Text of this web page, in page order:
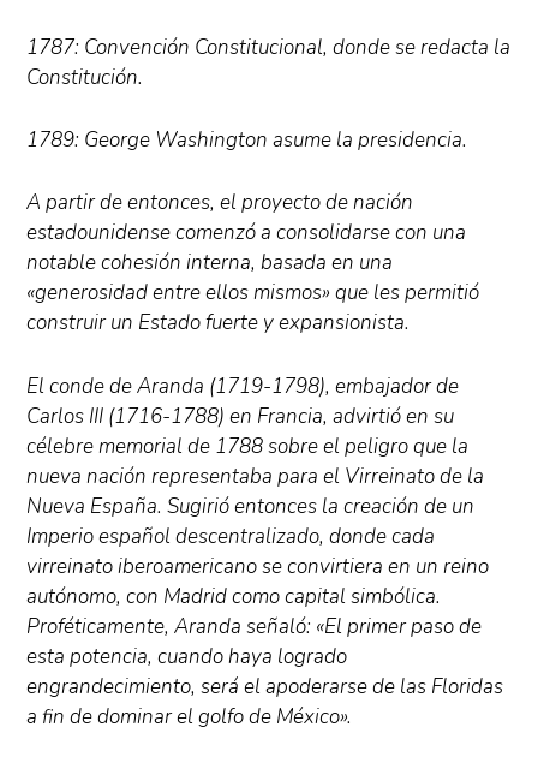
1787: Convención Constitucional, donde se redacta la
Constitución.
1789: George Washington asume la presidencia.
A partir de entonces, el proyecto de nación
estadounidense comenzó a consolidarse con una
notable cohesión interna, basada en una
«generosidad entre ellos mismos» que les permitió
construir un Estado fuerte y expansionista.
El conde de Aranda (1719-1798), embajador de
Carlos III (1716-1788) en Francia, advirtió en su
célebre memorial de 1788 sobre el peligro que la
nueva nación representaba para el Virreinato de la
Nueva España. Sugirió entonces la creación de un
Imperio español descentralizado, donde cada
virreinato iberoamericano se convirtiera en un reino
autónomo, con Madrid como capital simbólica.
Proféticamente, Aranda señaló: «El primer paso de
esta potencia, cuando haya logrado
engrandecimiento, será el apoderarse de las Floridas
a fin de dominar el golfo de México».